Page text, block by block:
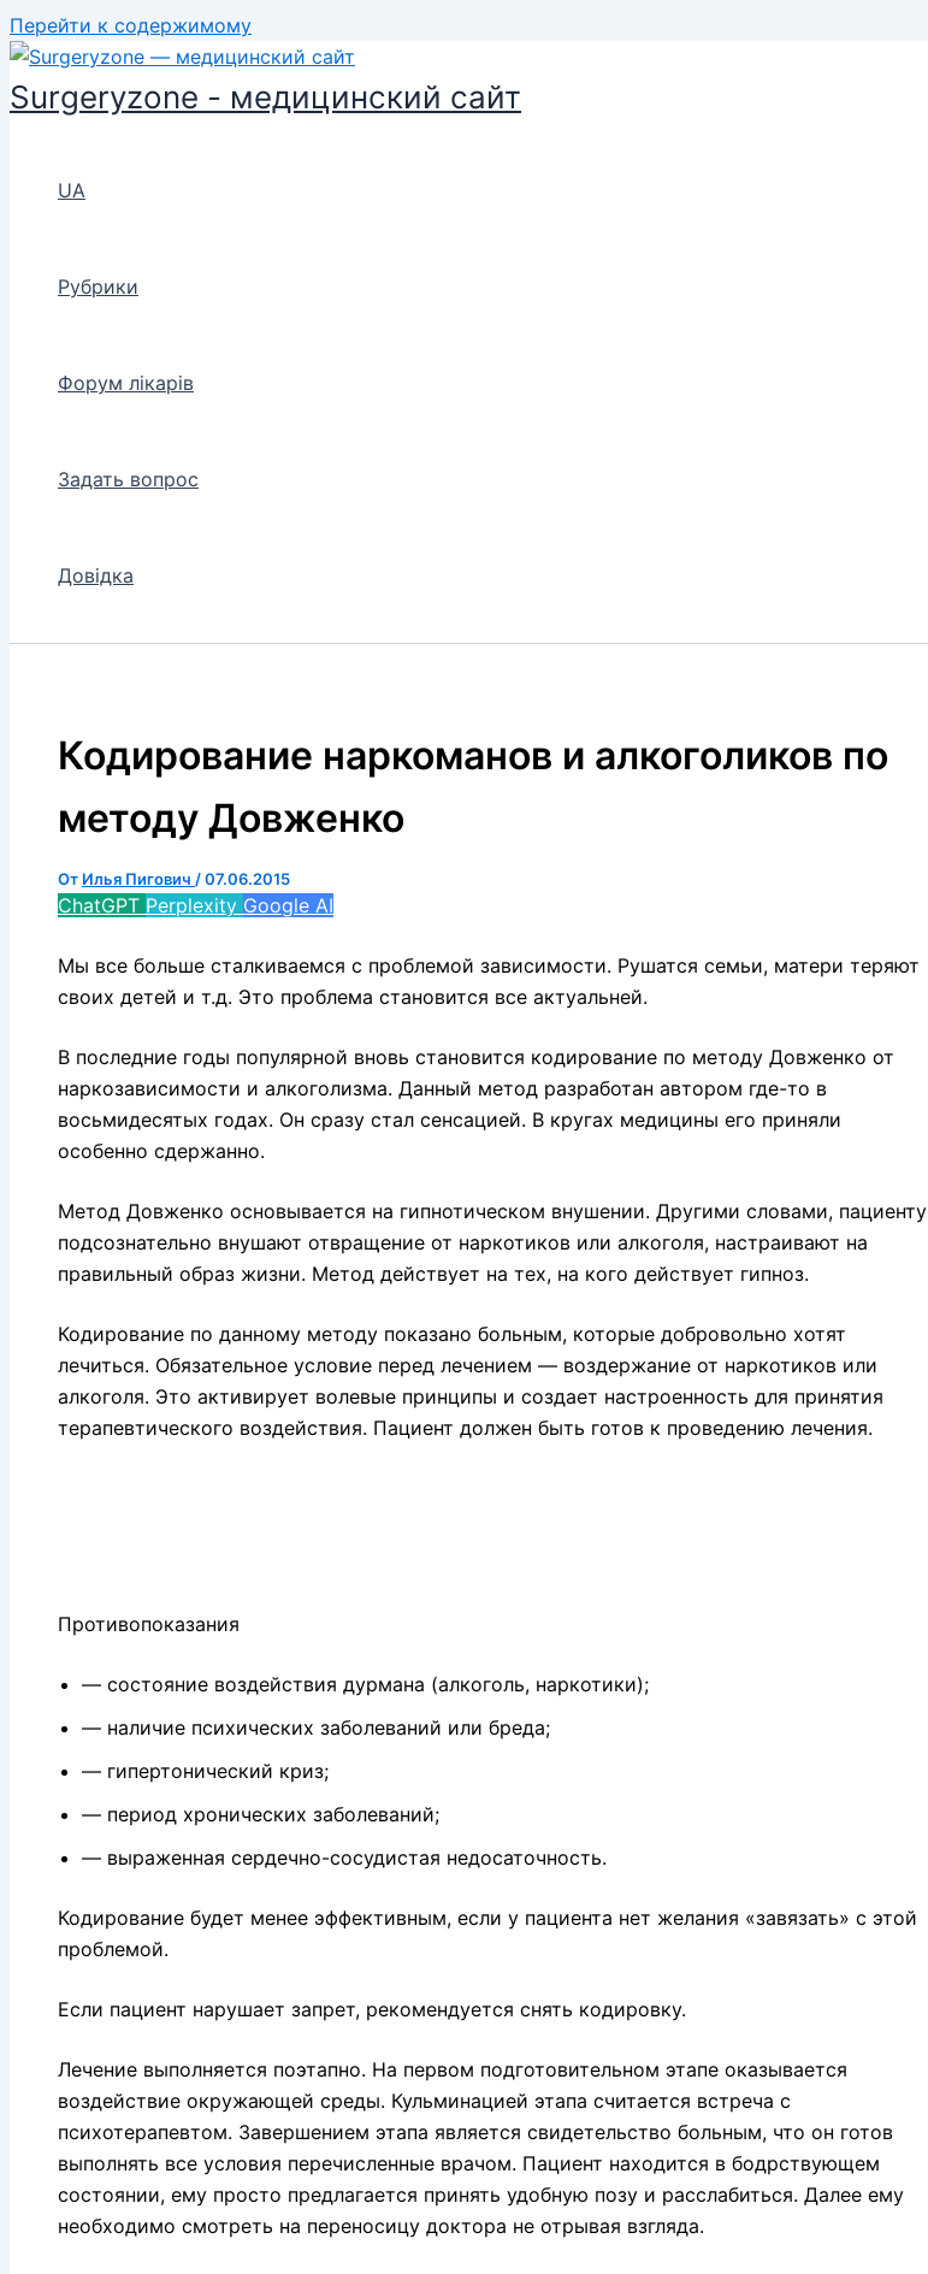
Перейти к содержимому
Surgeryzone - медицинский сайт
UA
Рубрики
Форум лікарів
Задать вопрос
Довідка
Кодирование наркоманов и алкоголиков по
методу Довженко
От Илья Пигович /07.06.2015
ChatGPT Perplexity Google AI
Мы все больше сталкиваемся с проблемой зависимости. Рушатся семьи, матери теряют
своих детей и т.д. Это проблема становится все актуальней.
В последние годы популярной вновь становится кодирование по методу Довженко от
наркозависимости и алкоголизма. Данный метод разработан автором где-то в
восьмидесятых годах. Он сразу стал сенсацией. В кругах медицины его приняли
особенно сдержанно.
Метод Довженко основывается на гипнотическом внушении. Другими словами, пациенту
подсознательно внушают отвращение от наркотиков или алкоголя, настраивают на
правильный образ жизни. Метод действует на тех, на кого действует гипноз.
Кодирование по данному методу показано больным, которые добровольно хотят
лечиться. Обязательное условие перед лечением — воздержание от наркотиков или
алкоголя. Это активирует волевые принципы и создает настроенность для принятия
терапевтического воздействия. Пациент должен быть готов к проведению лечения.
Противопоказания
— состояние воздействия дурмана (алкоголь, наркотики);
— наличие психических заболеваний или бреда;
— гипертонический криз;
— период хронических заболеваний;
— выраженная сердечно-сосудистая недосаточность.
Кодирование будет менее эффективным, если у пациента нет желания «завязать» с этой
проблемой.
Если пациент нарушает запрет, рекомендуется снять кодировку.
Лечение выполняется поэтапно. На первом подготовительном этапе оказывается
воздействие окружающей среды. Кульминацией этапа считается встреча с
психотерапевтом. Завершением этапа является свидетельство больным, что он готов
выполнять все условия перечисленные врачом. Пациент находится в бодрствующем
состоянии, ему просто предлагается принять удобную позу и расслабиться. Далее ему
необходимо смотреть на переносицу доктора не отрывая взгляда.